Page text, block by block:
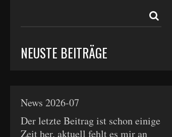
NEUSTE BEITRÄGE
News 2026-07
Der letzte Beitrag ist schon einige
Zeit her, aktuell fehlt es mir an